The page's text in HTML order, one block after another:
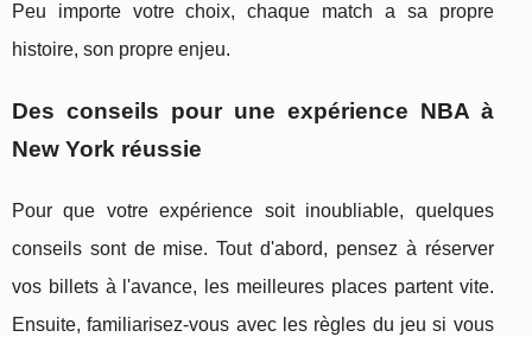
Peu importe votre choix, chaque match a sa propre
histoire, son propre enjeu.
Des conseils pour une expérience NBA à
New York réussie
Pour que votre expérience soit inoubliable, quelques
conseils sont de mise. Tout d'abord, pensez à réserver
vos billets à l'avance, les meilleures places partent vite.
Ensuite, familiarisez-vous avec les règles du jeu si vous